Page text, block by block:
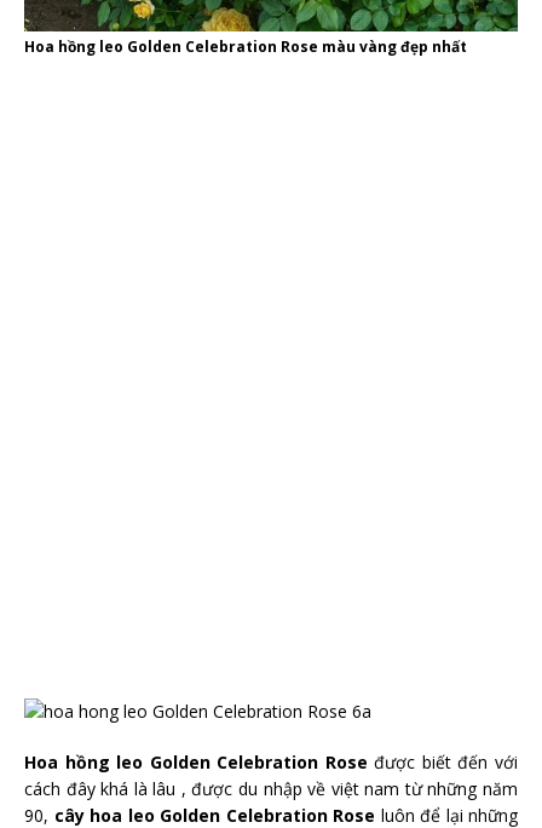
Hoa hồng leo Golden Celebration Rose màu vàng đẹp nhất
Hoa hồng leo Golden Celebration Rose được biết đến với
cách đây khá là lâu , được du nhập về việt nam từ những năm
90, cây hoa leo Golden Celebration Rose luôn để lại những